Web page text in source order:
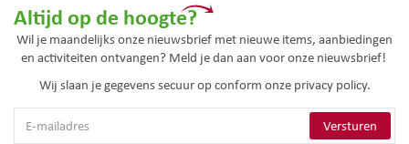
Altijd op de hoogte?
Wil je maandelijks onze nieuwsbrief met nieuwe items, aanbiedingen
en activiteiten ontvangen? Meld je dan aan voor onze nieuwsbrief!
Wij slaan je gegevens secuur op conform onze privacy policy.